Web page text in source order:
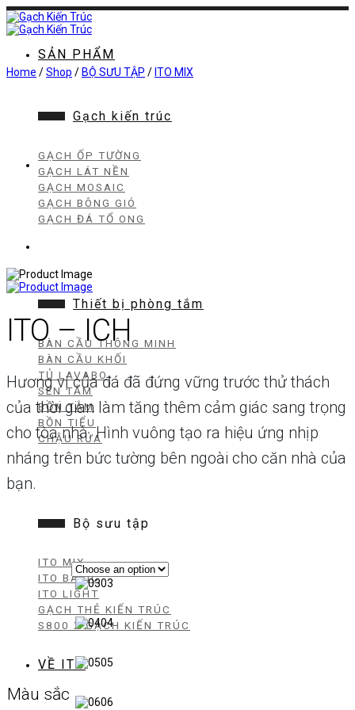
Chuyển
đến
nội
SẢN PHẨM
Gạch kiến trúc
GẠCH ỐP TƯỜNG
GẠCH LÁT NỀN
GẠCH MOSAIC
GẠCH BÔNG GIÓ
GẠCH ĐÁ TỔ ONG
Thiết bị phòng tắm
BÀN CẦU THÔNG MINH
BÀN CẦU KHỐI
TỦ LAVABO
SEN TẮM
BỒN TẮM
BỒN TIỂU
CHẬU RỬA
Bộ sưu tập
ITO MIX
ITO BASIC
ITO LIGHT
GẠCH THẺ KIẾN TRÚC
S800 X GẠCH KIẾN TRÚC
VỀ ITO
Home /Shop / BỘ SƯU TẬP / ITO MIX
ITO – ICH
Hương vị của đá đã đứng vững trước thử thách
của thời gian làm tăng thêm cảm giác sang trọng
cho tòa nhà. Hình vuông tạo ra hiệu ứng nhịp
nháng trên bức tường bên ngoài cho căn nhà của
bạn.
Màu sắc
03
04
05
06